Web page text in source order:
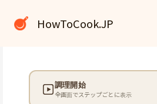
HowToCook.JP
調理開始
全画面でステップごとに表示